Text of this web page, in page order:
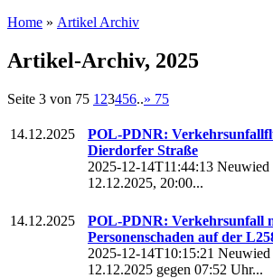
Home » Artikel Archiv
Artikel-Archiv, 2025
Seite 3 von 75 1 23456..» 75
14.12.2025
POL-PDNR:
Dierdorfer Straße
2025-12-14T11:44:13
12.12.2025, 20:00...
14.12.2025
POL-PDNR: Verkehrsunfall
Personenschaden auf der
2025-12-14T10:15:21
12.12.2025 gegen 07:52 Uhr...